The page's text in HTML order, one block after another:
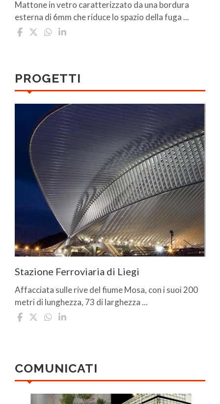
Mattone in vetro caratterizzato da una bordura
esterna di 6mm che riduce lo spazio della fuga ...
PROGETTI
Stazione Ferroviaria di Liegi
Affacciata sulle rive del fiume Mosa, con i suoi 200
metri di lunghezza, 73 di larghezza ...
COMUNICATI